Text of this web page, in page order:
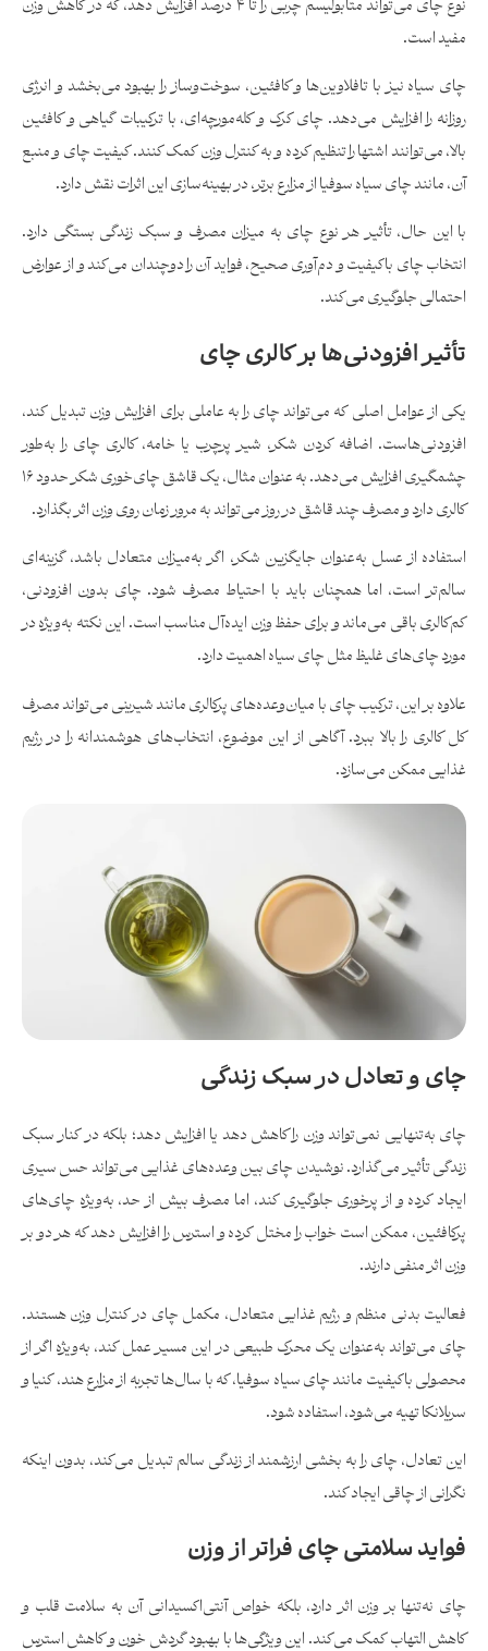
نوع چای می‌تواند متابولیسم چربی را تا ۴ درصد افزایش دهد، که در کاهش وزن
مفید است.
چای سیاه نیز با تافلاوین‌ها و کافئین، سوخت‌وساز را بهبود می‌بخشد و انرژی
روزانه را افزایش می‌دهد. چای کرک و کله‌مورچه‌ای، با ترکیبات گیاهی و کافئین
بالا، می‌توانند اشتها را تنظیم کرده و به کنترل وزن کمک کنند. کیفیت چای و منبع
آن، مانند چای سیاه سوفیا از مزارع برتر، در بهینه‌سازی این اثرات نقش دارد.
با این حال، تأثیر هر نوع چای به میزان مصرف و سبک زندگی بستگی دارد.
انتخاب چای باکیفیت و دم‌آوری صحیح، فواید آن را دوچندان می‌کند و از عوارض
احتمالی جلوگیری می‌کند.
تأثیر افزودنی‌ها بر کالری چای
یکی از عوامل اصلی که می‌تواند چای را به عاملی برای افزایش وزن تبدیل کند،
افزودنی‌هاست. اضافه کردن شکر، شیر پرچرب یا خامه، کالری چای را به‌طور
چشمگیری افزایش می‌دهد. به عنوان مثال، یک قاشق چای‌خوری شکر حدود ۱۶
کالری دارد و مصرف چند قاشق در روز می‌تواند به مرور زمان روی وزن اثر بگذارد.
استفاده از عسل به‌عنوان جایگزین شکر، اگر به‌میزان متعادل باشد، گزینه‌ای
سالم‌تر است، اما همچنان باید با احتیاط مصرف شود. چای بدون افزودنی،
کم‌کالری باقی می‌ماند و برای حفظ وزن ایده‌آل مناسب است. این نکته به‌ویژه در
مورد چای‌های غلیظ مثل چای سیاه اهمیت دارد.
علاوه بر این، ترکیب چای با میان‌وعده‌های پرکالری مانند شیرینی می‌تواند مصرف
کل کالری را بالا ببرد. آگاهی از این موضوع، انتخاب‌های هوشمندانه را در رژیم
غذایی ممکن می‌سازد.
چای و تعادل در سبک زندگی
چای به‌تنهایی نمی‌تواند وزن را کاهش دهد یا افزایش دهد؛ بلکه در کنار سبک
زندگی تأثیر می‌گذارد. نوشیدن چای بین وعده‌های غذایی می‌تواند حس سیری
ایجاد کرده و از پرخوری جلوگیری کند، اما مصرف بیش از حد، به‌ویژه چای‌های
پرکافئین، ممکن است خواب را مختل کرده و استرس را افزایش دهد که هر دو بر
وزن اثر منفی دارند.
فعالیت بدنی منظم و رژیم غذایی متعادل، مکمل چای در کنترل وزن هستند.
چای می‌تواند به‌عنوان یک محرک طبیعی در این مسیر عمل کند، به‌ویژه اگر از
محصولی باکیفیت مانند چای سیاه سوفیا، که با سال‌ها تجربه از مزارع هند، کنیا و
سریلانکا تهیه می‌شود، استفاده شود.
این تعادل، چای را به بخشی ارزشمند از زندگی سالم تبدیل می‌کند، بدون اینکه
نگرانی از چاقی ایجاد کند.
فواید سلامتی چای فراتر از وزن
چای نه‌تنها بر وزن اثر دارد، بلکه خواص آنتی‌اکسیدانی آن به سلامت قلب و
کاهش التهاب کمک می‌کند. این ویژگی‌ها با بهبود گردش خون و کاهش استرس